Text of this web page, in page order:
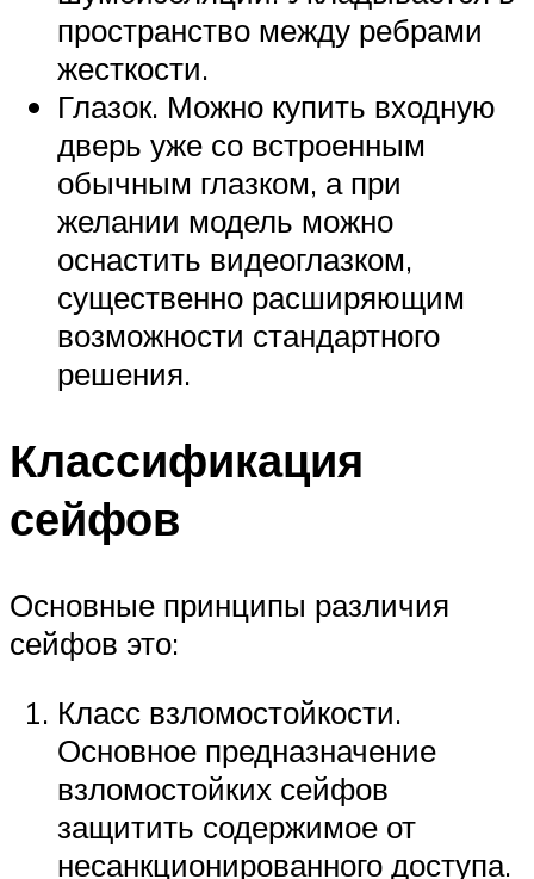
пространство между ребрами
жесткости.
Глазок. Можно купить входную
дверь уже со встроенным
обычным глазком, а при
желании модель можно
оснастить видеоглазком,
существенно расширяющим
возможности стандартного
решения.
Классификация
сейфов
Основные принципы различия
сейфов это:
Класс взломостойкости.
Основное предназначение
взломостойких сейфов
защитить содержимое от
несанкционированного доступа.